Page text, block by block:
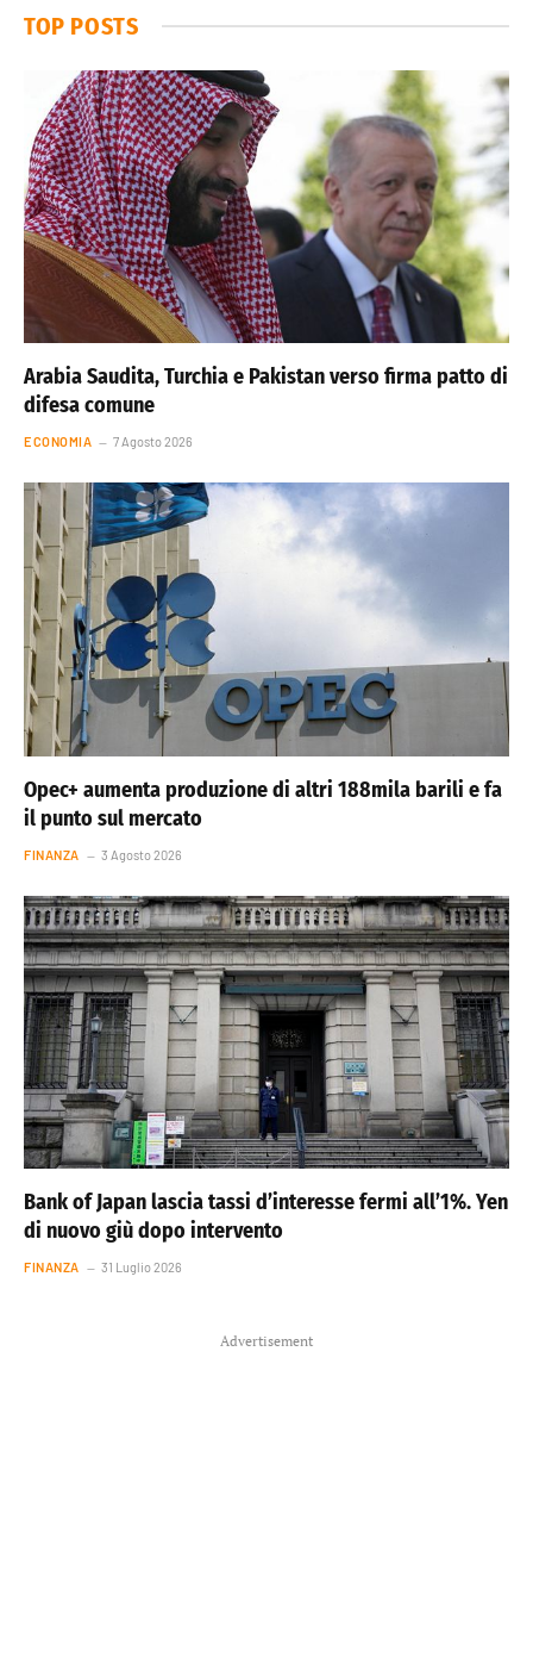
TOP POSTS
Arabia Saudita, Turchia e Pakistan verso firma patto di
difesa comune
ECONOMIA 7 Agosto 2026
Opec+ aumenta produzione di altri 188mila barili e fa
il punto sul mercato
FINANZA 3 Agosto 2026
Bank of Japan lascia tassi d’interesse fermi all’1%. Yen
di nuovo giù dopo intervento
FINANZA 31 Luglio 2026
Advertisement